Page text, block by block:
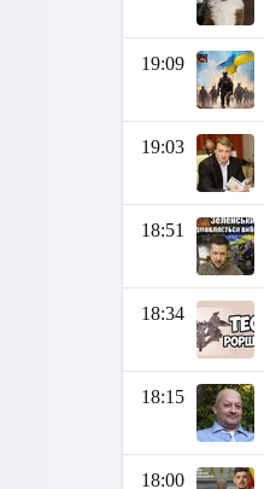
19:09
19:03
18:51
18:34
18:15
18:00